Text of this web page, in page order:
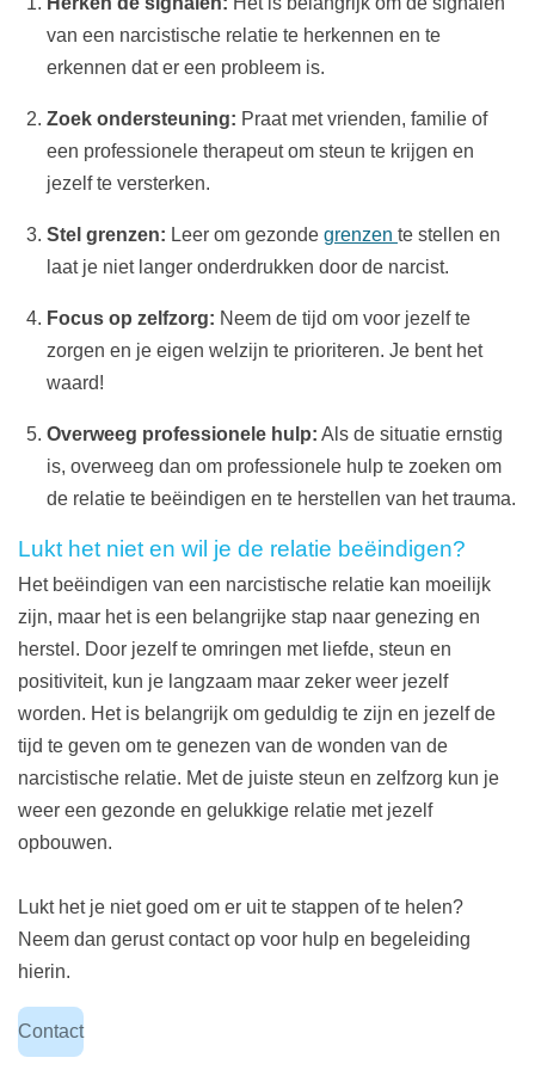
van een narcistische relatie te herkennen en te
erkennen dat er een probleem is.
Zoek ondersteuning: Praat met vrienden, familie of
een professionele therapeut om steun te krijgen en
jezelf te versterken.
Stel grenzen: Leer om gezonde grenzen te stellen en
laat je niet langer onderdrukken door de narcist.
Focus op zelfzorg: Neem de tijd om voor jezelf te
zorgen en je eigen welzijn te prioriteren. Je bent het
waard!
Overweeg professionele hulp: Als de situatie ernstig
is, overweeg dan om professionele hulp te zoeken om
de relatie te beëindigen en te herstellen van het trauma.
Lukt het niet en wil je de relatie beëindigen?
Het beëindigen van een narcistische relatie kan moeilijk
zijn, maar het is een belangrijke stap naar genezing en
herstel. Door jezelf te omringen met liefde, steun en
positiviteit, kun je langzaam maar zeker weer jezelf
worden. Het is belangrijk om geduldig te zijn en jezelf de
tijd te geven om te genezen van de wonden van de
narcistische relatie. Met de juiste steun en zelfzorg kun je
weer een gezonde en gelukkige relatie met jezelf
opbouwen.
Lukt het je niet goed om er uit te stappen of te helen?
Neem dan gerust contact op voor hulp en begeleiding
hierin.
Contact